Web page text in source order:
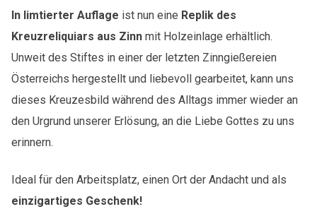
In limtierter Auflage ist nun eine Replik des
Kreuzreliquiars aus Zinn mit Holzeinlage erhältlich.
Unweit des Stiftes in einer der letzten Zinngießereien
Österreichs hergestellt und liebevoll gearbeitet, kann uns
dieses Kreuzesbild während des Alltags immer wieder an
den Urgrund unserer Erlösung, an die Liebe Gottes zu uns
erinnern.
Ideal für den Arbeitsplatz, einen Ort der Andacht und als
einzigartiges Geschenk!